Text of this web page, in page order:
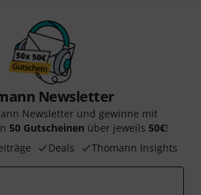
Newsletter
Newsletter und gewinne mit
50 Gutscheinen über jeweils 50€!
Deals Thomann Insights